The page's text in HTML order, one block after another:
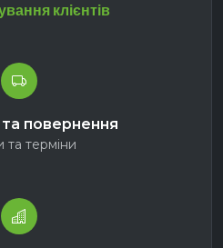
клієнтів
повернення
та терміни